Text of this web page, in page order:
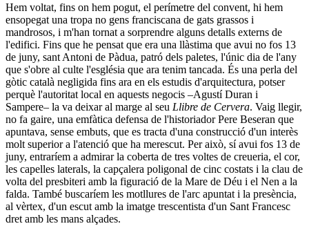
Hem voltat, fins on hem pogut, el perímetre del convent, hi hem
ensopegat una tropa no gens franciscana de gats grassos i
mandrosos, i m'han tornat a sorprendre alguns detalls externs de
l'edifici. Fins que he pensat que era una llàstima que avui no fos 13
de juny, sant Antoni de Pàdua, patró dels paletes, l'únic dia de l'any
que s'obre al culte l'església que ara tenim tancada. És una perla del
gòtic català negligida fins ara en els estudis d'arquitectura, potser
perquè l'autori­tat local en aquests negocis –Agustí Duran i
Sampere– la va deixar al marge al seu Llibre de Cervera. Vaig llegir,
no fa gai­re, una emfàtica defensa de l'historiador Pere Beseran que
apuntava, sense embuts, que es tracta d'una construcció d'un interès
molt superior a l'atenció que ha merescut. Per això, sí avui fos 13 de
juny, entraríem a admirar la coberta de tres voltes de creueria, el cor,
les capelles laterals, la capçalera po­ligonal de cinc costats i la clau de
volta del presbiteri amb la figuració de la Mare de Déu i el Nen a la
falda. També buscaríem les motllures de l'arc apuntat i la presència,
al vèrtex, d'un escut amb la imatge trescentista d'un Sant Francesc
dret amb les mans alçades.